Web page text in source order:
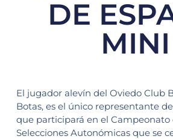
DE
MINI
El jugador alevín del Oviedo Club
Botas, es el único representante
que participará en el Campeonato
Selecciones Autonómicas que se